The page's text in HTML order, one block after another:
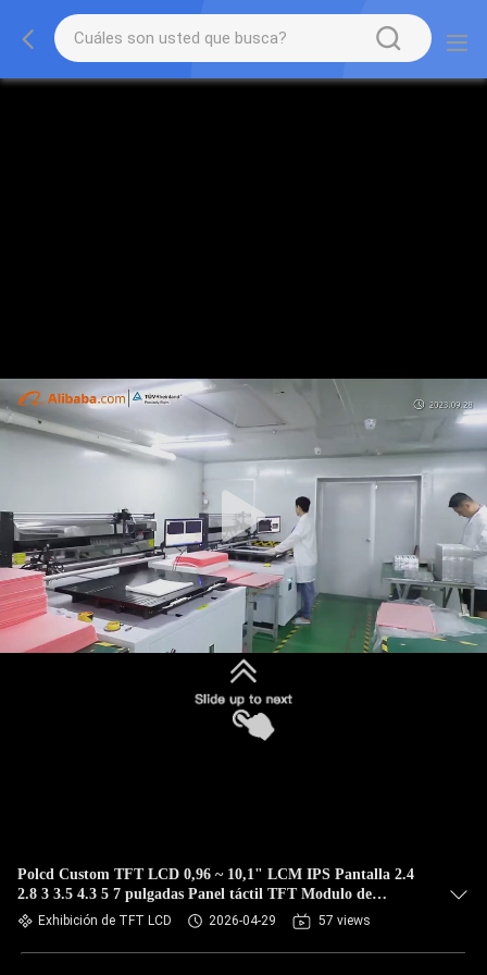
Polcd Custom TFT LCD 0,96 ~ 10,1" LCM IPS Pantalla 2.4
2.8 3 3.5 4.3 5 7 pulgadas Panel táctil TFT Modulo de
pantalla LCD
Exhibición de TFT LCD 2026-04-29 57 views